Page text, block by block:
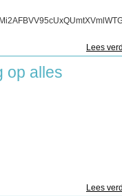
Lees
op alles
Lees